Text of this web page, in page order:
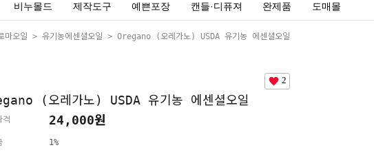
비누몰드 제작도구 예쁜포장 캔들·디퓨져 완제품 도매몰
마오일 > 유기농에센셜오일 > Oregano (오레가노) USDA 유기농 에센셜오일
2
(오레가노) USDA 유기농 에센셜오일
격 24,000원
1%